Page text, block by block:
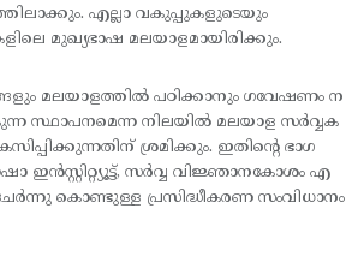
എല്ലാ വകുപ്പുകളുടെയും
മുഖ്യഭാഷ മലയാളമായിരിക്കും.
മലയാളത്തില്‍ പഠിക്കാനും ഗവേഷണം ന
സ്ഥാപനമെന്ന നിലയില്‍ മലയാള സര്‍വ്വക
ശ്രമിക്കും. ഇതിന്റെ ഭാഗ
ഇന്‍സ്റ്റിറ്റ്യൂട്ട്, സര്‍വ്വ വിജ്ഞാനകോശം എ
കൊണ്ടുള്ള പ്രസിദ്ധീകരണ സംവിധാനം